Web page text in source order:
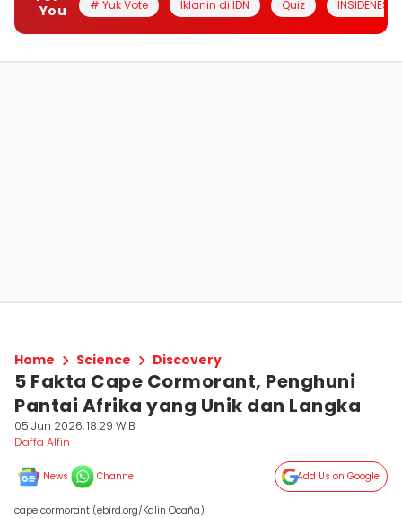
You
# Yuk Vote Iklanin di IDN Quiz INSIDENESIA
Home Science Discovery
5 Fakta Cape Cormorant, Penghuni
Pantai Afrika yang Unik dan Langka
05 Jun 2026, 18:29 WIB
Daffa Alfin
News Channel Add Us on Google
cape cormorant (ebird.org/Kalin Ocaña)